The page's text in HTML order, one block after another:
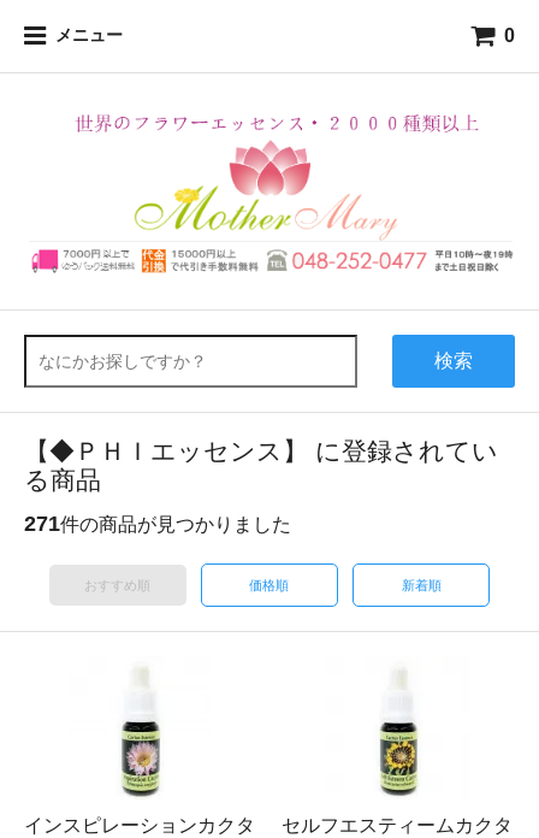
メニュー 0
検索
【◆ＰＨＩエッセンス】 に登録されてい
る商品
271件の商品が見つかりました
おすすめ順 価格順 新着順
インスピレーションカクタ
セルフエスティームカクタ